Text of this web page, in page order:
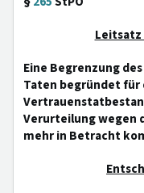
Leitsatz
Eine Begrenzung
Taten begründet für
Verurteilung wegen
mehr in Betracht